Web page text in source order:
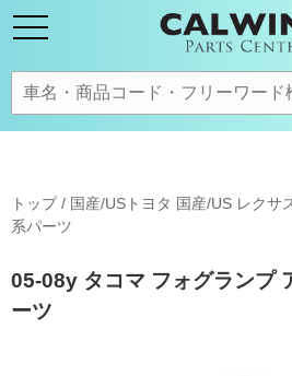
トップ/ 国産/USトヨタ 国産/US レクサ
系パーツ
05-08y タコマ フォグランプ
ーツ